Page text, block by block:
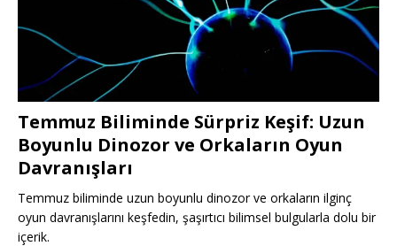
Temmuz Biliminde Sürpriz Keşif: Uzun
Boyunlu Dinozor ve Orkaların Oyun
Davranışları
Temmuz biliminde uzun boyunlu dinozor ve orkaların ilginç
oyun davranışlarını keşfedin, şaşırtıcı bilimsel bulgularla dolu bir
içerik.